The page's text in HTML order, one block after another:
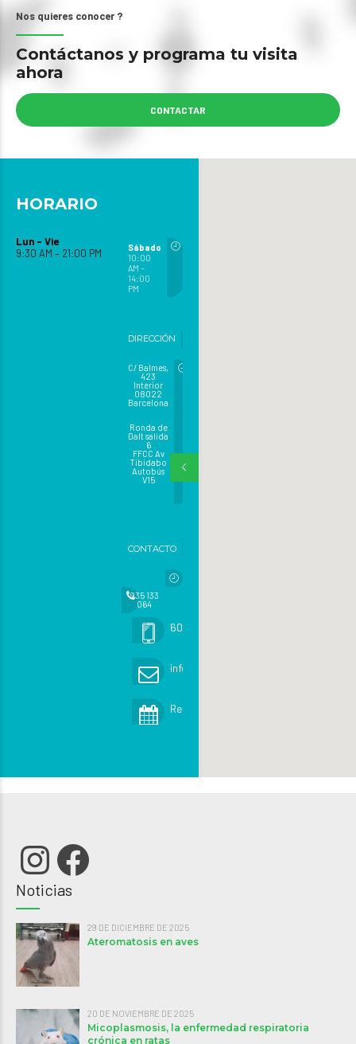
Nos quieres conocer ?
Contáctanos y programa tu visita
ahora
CONTACTAR
HORARIO
Lun – Vie
9:30 AM – 21:00 PM
Sábado
10:00
AM –
14:00
PM
DIRECCIÓN
C/ Balmes,
423
Interior
08022
Barcelona
Ronda de
Dalt salida
6
FFCC Av
Tibidabo
Autobús
V15
CONTACTO
935 133
064
605 482 471 (urgencias)
info@exoticsveterinaria.com
Reservar cita
Instagram
Facebook
Noticias
29 DE DICIEMBRE DE 2025
Ateromatosis en aves
20 DE NOVIEMBRE DE 2025
Micoplasmosis, la enfermedad respiratoria
crónica en ratas